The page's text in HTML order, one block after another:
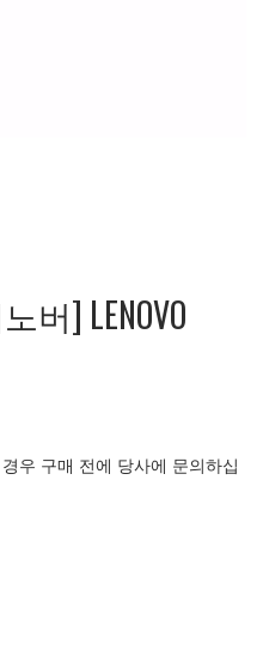
버] LENOVO
우 구매 전에 당사에 문의하십